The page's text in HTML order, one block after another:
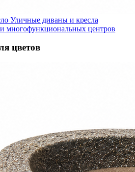
Уличные диваны и кресла
многофункциональных центров
цветов